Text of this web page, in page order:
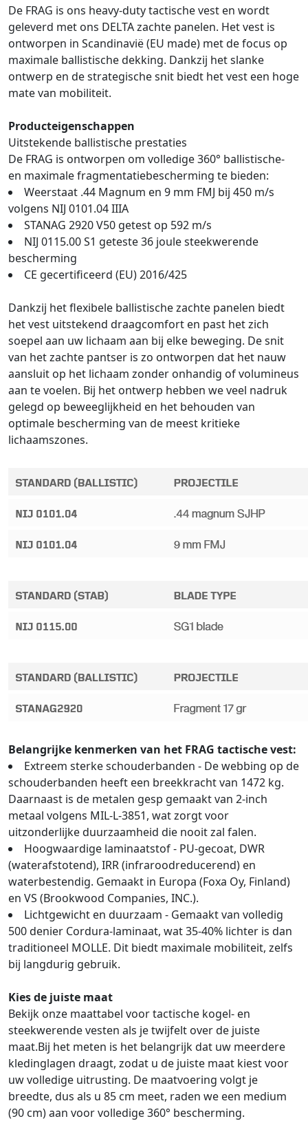
De FRAG is ons heavy-duty tactische vest en wordt
geleverd met ons DELTA zachte panelen. Het vest is
ontworpen in Scandinavië (EU made) met de focus op
maximale ballistische dekking. Dankzij het slanke
ontwerp en de strategische snit biedt het vest een hoge
mate van mobiliteit.
Producteigenschappen
Uitstekende ballistische prestaties
De FRAG is ontworpen om volledige 360° ballistische-
en maximale fragmentatiebescherming te bieden:
Weerstaat .44 Magnum en 9 mm FMJ bij 450 m/s
volgens NIJ 0101.04 IIIA
STANAG 2920 V50 getest op 592 m/s
NIJ 0115.00 S1 geteste 36 joule steekwerende
bescherming
CE gecertificeerd (EU) 2016/425
Dankzij het flexibele ballistische zachte panelen biedt
het vest uitstekend draagcomfort en past het zich
soepel aan uw lichaam aan bij elke beweging. De snit
van het zachte pantser is zo ontworpen dat het nauw
aansluit op het lichaam zonder onhandig of volumineus
aan te voelen. Bij het ontwerp hebben we veel nadruk
gelegd op beweeglijkheid en het behouden van
optimale bescherming van de meest kritieke
lichaamszones.
Belangrijke kenmerken van het FRAG tactische vest:
Extreem sterke schouderbanden - De webbing op de
schouderbanden heeft een breekkracht van 1472 kg.
Daarnaast is de metalen gesp gemaakt van 2-inch
metaal volgens MIL-L-3851, wat zorgt voor
uitzonderlijke duurzaamheid die nooit zal falen.
Hoogwaardige laminaatstof - PU-gecoat, DWR
(waterafstotend), IRR (infraroodreducerend) en
waterbestendig. Gemaakt in Europa (Foxa Oy, Finland)
en VS (Brookwood Companies, INC.).
Lichtgewicht en duurzaam - Gemaakt van volledig
500 denier Cordura-laminaat, wat 35-40% lichter is dan
traditioneel MOLLE. Dit biedt maximale mobiliteit, zelfs
bij langdurig gebruik.
Kies de juiste maat
Bekijk onze maattabel voor tactische kogel- en
steekwerende vesten als je twijfelt over de juiste
maat.Bij het meten is het belangrijk dat uw meerdere
kledinglagen draagt, zodat u de juiste maat kiest voor
uw volledige uitrusting. De maatvoering volgt je
breedte, dus als u 85 cm meet, raden we een medium
(90 cm) aan voor volledige 360° bescherming.